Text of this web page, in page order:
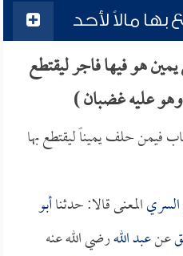
مالاً لأحد
هو فيها فاجر ليقتطع
عليه غضبان )
فيمن حلف يميناً ليقتطع بها
المعنى قالا: حدثناأبو
عنعبد اللهرضي الله عنه